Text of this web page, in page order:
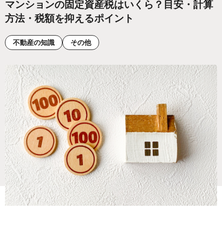
マンションの固定資産税はいくら？目安・計算
方法・税額を抑えるポイント
不動産の知識 その他